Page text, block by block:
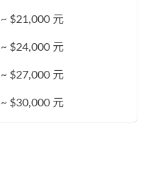
$21,000 元
$24,000 元
$27,000 元
$30,000 元